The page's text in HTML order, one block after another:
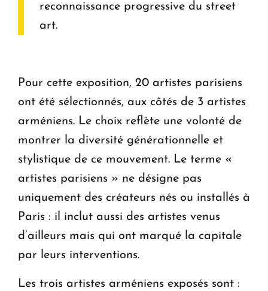
reconnaissance progressive du street
art.
Pour cette exposition, 20 artistes parisiens
ont été sélectionnés, aux côtés de 3 artistes
arméniens. Le choix reflète une volonté de
montrer la diversité générationnelle et
stylistique de ce mouvement. Le terme «
artistes parisiens » ne désigne pas
uniquement des créateurs nés ou installés à
Paris : il inclut aussi des artistes venus
d’ailleurs mais qui ont marqué la capitale
par leurs interventions.
Les trois artistes arméniens exposés sont :